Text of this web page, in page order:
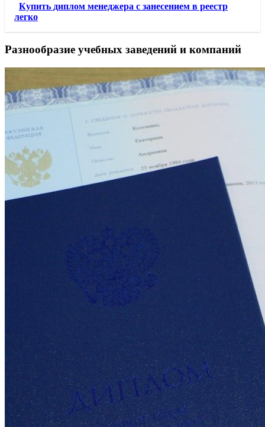
Купить диплом менеджера с занесением в реестр
легко
Разнообразие учебных заведений и компаний